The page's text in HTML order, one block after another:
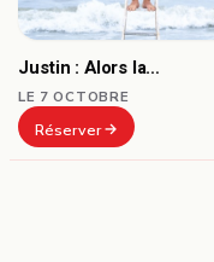
Justin : Alors la…
LE 7 OCTOBRE
Réserver